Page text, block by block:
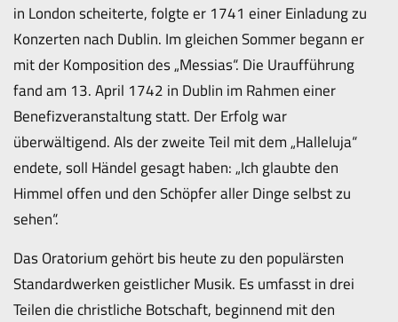
in London scheiterte, folgte er 1741 einer Einladung zu
Konzerten nach Dublin. Im gleichen Sommer begann er
mit der Komposition des „Messias“. Die Uraufführung
fand am 13. April 1742 in Dublin im Rahmen einer
Benefizveranstaltung statt. Der Erfolg war
überwältigend. Als der zweite Teil mit dem „Halleluja“
endete, soll Händel gesagt haben: „Ich glaubte den
Himmel offen und den Schöpfer aller Dinge selbst zu
sehen“.
Das Oratorium gehört bis heute zu den populärsten
Standardwerken geistlicher Musik. Es umfasst in drei
Teilen die christliche Botschaft, beginnend mit den